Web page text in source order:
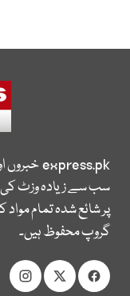
express.pkخبروں
سب سے زیادہ وزٹ
پر شائع شدہ تمام
گروپ محفوظ ہیں۔